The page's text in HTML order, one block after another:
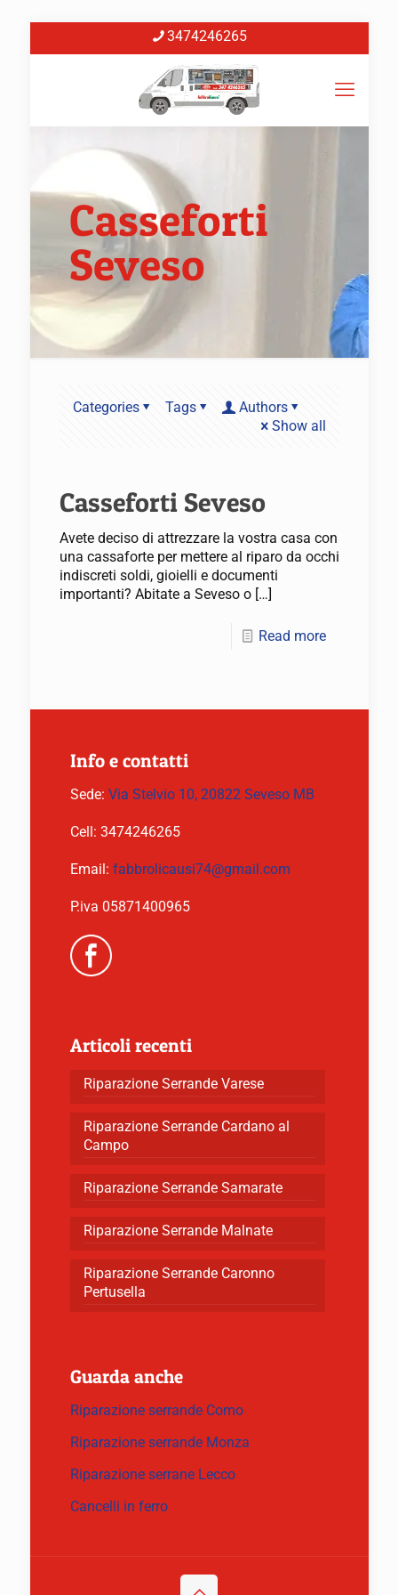
3474246265
Casseforti
Seveso
Categories Tags
Authors
Show all
Casseforti Seveso
Avete deciso di attrezzare la vostra casa con
una cassaforte per mettere al riparo da occhi
indiscreti soldi, gioielli e documenti
importanti? Abitate a Seveso o[…]
Read more
Info e contatti
Sede: Via Stelvio 10, 20822 Seveso MB
Cell: 3474246265
Email: fabbrolicausi74@gmail.com
P.iva 05871400965
Articoli recenti
Riparazione Serrande Varese
Riparazione Serrande Cardano al
Campo
Riparazione Serrande Samarate
Riparazione Serrande Malnate
Riparazione Serrande Caronno
Pertusella
Guarda anche
Riparazione serrande Como
Riparazione serrande Monza
Riparazione serrane Lecco
Cancelli in ferro